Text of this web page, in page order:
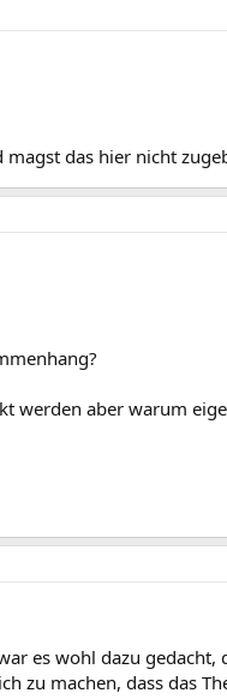
das hier nicht
werden aber warum
es wohl dazu
zu machen, dass das